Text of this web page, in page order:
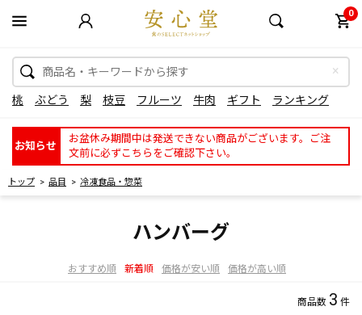
0
桃 ぶどう 梨 枝豆 フルーツ 牛肉 ギフト ランキング
お知らせ
お盆休み期間中は発送できない商品がございます。ご注
文前に必ずこちらをご確認下さい。
トップ 品目 冷凍食品・惣菜
ハンバーグ
おすすめ順 新着順 価格が安い順 価格が高い順
3